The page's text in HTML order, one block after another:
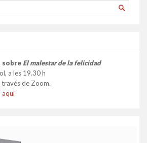

sobre El malestar de la felicidad
a les 19.30 h
de Zoom.
aquí